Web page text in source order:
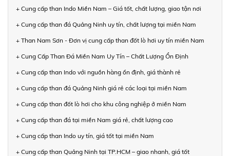
+ Cung cấp than Indo Miền Nam – Giá tốt, chất lượng, giao tận nơi
+ Cung cấp than đá Quảng Ninh uy tín, chất lượng tại miền Nam
+ Than Nam Sơn - Đơn vị cung cấp than đốt lò hơi uy tín miền Nam
+ Cung Cấp Than Đá Miền Nam Uy Tín – Chất Lượng Ổn Định
+ Cung cấp than Indo với nguồn hàng ổn định, giá thành rẻ
+ Cung cấp than đá Quảng Ninh giá rẻ các loại tại miền Nam
+ Cung cấp than đốt lò hơi cho khu công nghiệp ở miền Nam
+ Cung cấp than đá tại miền Nam giá rẻ, chất lượng cao
+ Cung cấp than Indo uy tín, giá tốt tại miền Nam
+ Cung cấp than Quảng Ninh tại TP.HCM – giao nhanh, giá tốt